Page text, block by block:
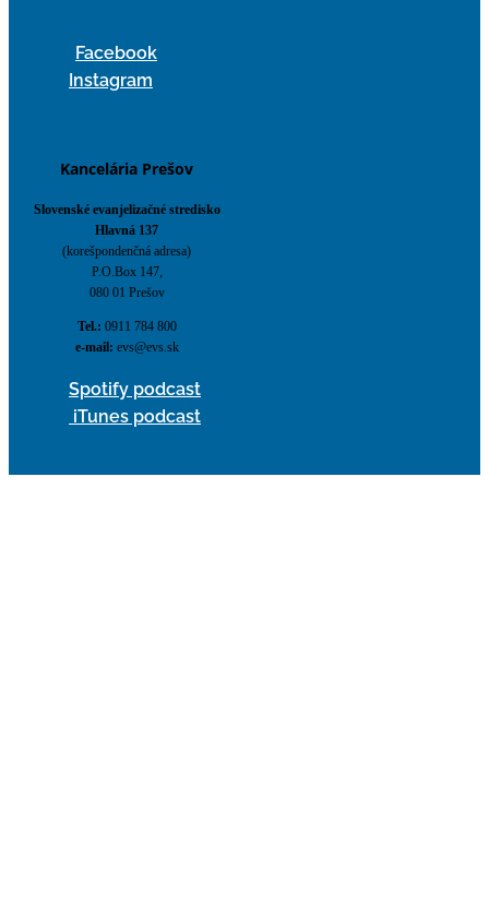
Facebook
Instagram
Kancelária Prešov
Slovenské evanjelizačné stredisko
Hlavná 137
(korešpondenčná adresa)
P.O.Box 147,
080 01 Prešov
Tel.: 0911 784 800
e-mail: evs@evs.sk
Spotify podcast
iTunes podcast